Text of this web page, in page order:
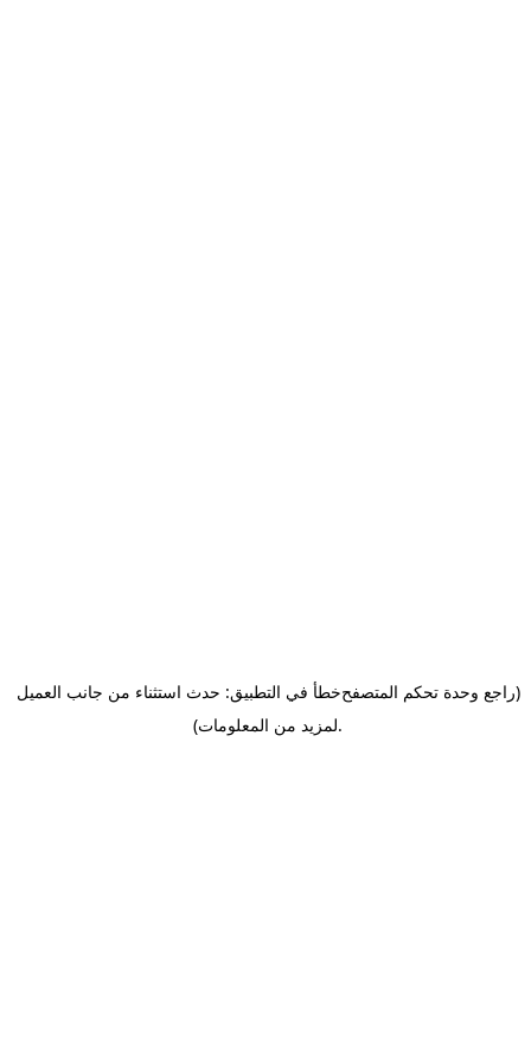
خطأ في التطبيق: حدث استثناء من جانب العميل(راجع وحدة تحكم المتصفح
لمزيد من المعلومات).